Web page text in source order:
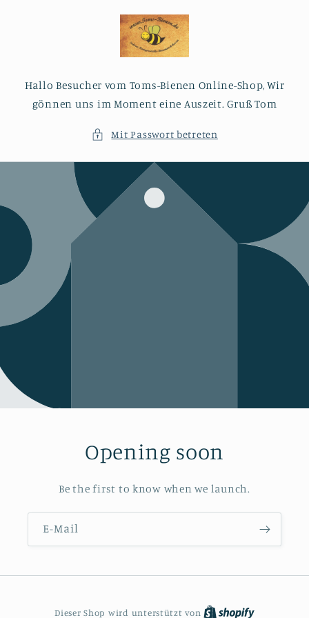
Hallo Besucher vom Toms-Bienen Online-Shop, Wir
gönnen uns im Moment eine Auszeit. Gruß Tom
Mit Passwort betreten
Opening soon
Be the first to know when we launch.
E-Mail
Dieser Shop wird unterstützt von